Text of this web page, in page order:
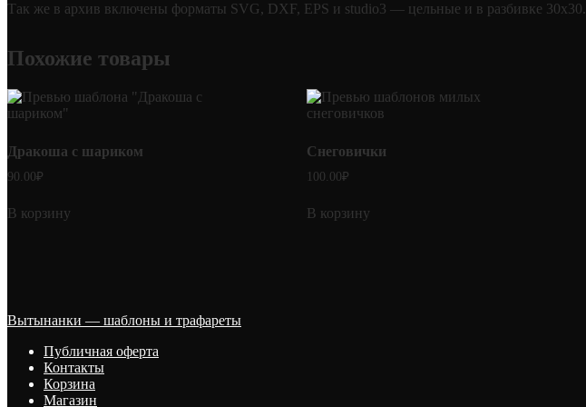
Так же в архив включены форматы SVG, DXF, EPS и studio3 — цельные и в разбивке 30х30.
Похожие товары
Дракоша с шариком
90.00₽
В корзину
Снеговички
100.00₽
В корзину
Вытынанки — шаблоны и трафареты
Публичная оферта
Контакты
Корзина
Магазин